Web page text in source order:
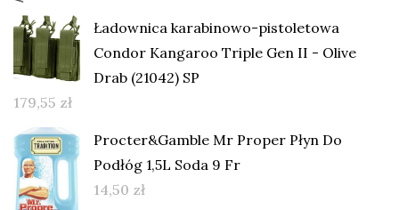
Ładownica karabinowo-pistoletowa
Condor Kangaroo Triple Gen II - Olive
Drab (21042) SP
179,55 zł
Procter&Gamble Mr Proper Płyn Do
Podłóg 1,5L Soda 9 Fr
14,50 zł